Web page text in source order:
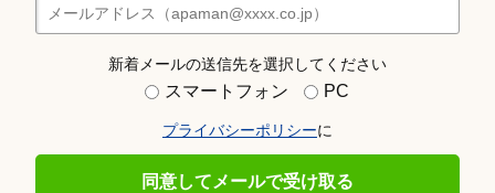
新着メールの送信先を選択してください
スマートフォン PC
プライバシーポリシーに
同意してメールで受け取る